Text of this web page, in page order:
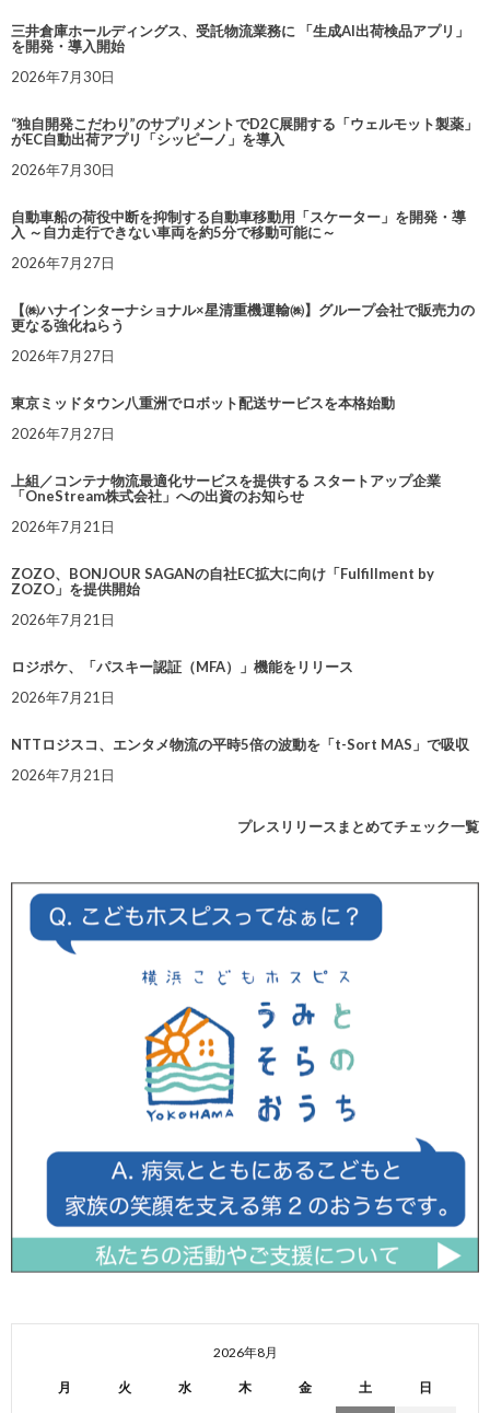
三井倉庫ホールディングス、受託物流業務に 「生成AI出荷検品アプリ」
を開発・導入開始
2026年7月30日
“独自開発こだわり”のサプリメントでD2C展開する「ウェルモット製薬」
がEC自動出荷アプリ「シッピーノ」を導入
2026年7月30日
自動車船の荷役中断を抑制する自動車移動用「スケーター」を開発・導
入 ～自力走行できない車両を約5分で移動可能に～
2026年7月27日
【㈱ハナインターナショナル×星清重機運輸㈱】グループ会社で販売力の
更なる強化ねらう
2026年7月27日
東京ミッドタウン八重洲でロボット配送サービスを本格始動
2026年7月27日
上組／コンテナ物流最適化サービスを提供する スタートアップ企業
「OneStream株式会社」への出資のお知らせ
2026年7月21日
ZOZO、BONJOUR SAGANの自社EC拡大に向け「Fulfillment by
ZOZO」を提供開始
2026年7月21日
ロジポケ、「パスキー認証（MFA）」機能をリリース
2026年7月21日
NTTロジスコ、エンタメ物流の平時5倍の波動を「t-Sort MAS」で吸収
2026年7月21日
プレスリリースまとめてチェック一覧
2026年8月
月 火 水 木 金 土 日